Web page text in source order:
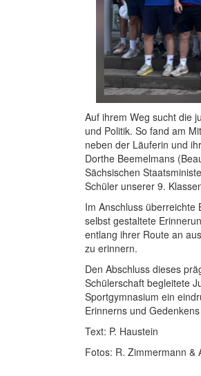
Auf ihrem Weg sucht die
und Politik. So fand am
neben der Läuferin und
Dorthe Beemelmans
Sächsischen
Schüler unserer 9.
Im Anschluss überreichte
selbst gestaltete
entlang ihrer Route an
zu erinnern.
Den Abschluss dieses
Schülerschaft begleitete
Sportgymnasium ein
Erinnerns und
Text: P. Haustein
Fotos: R. Zimmermann &